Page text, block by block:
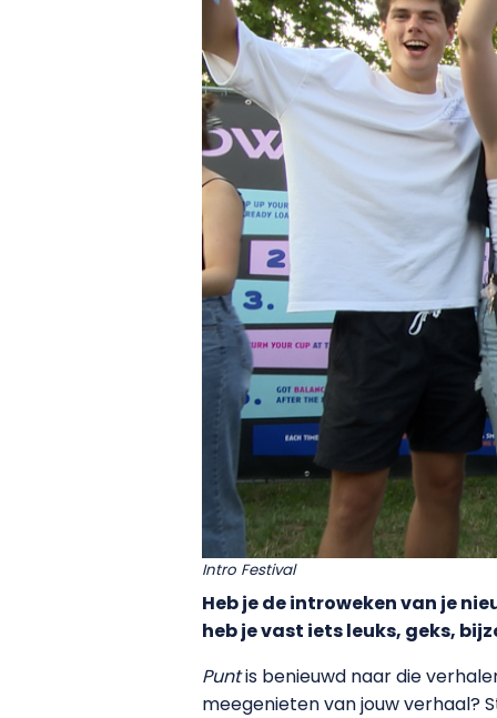
Intro Festival
Heb je de introweken van je
heb je vast iets leuks, geks,
Puntis benieuwd naar die
meegenieten van jouw verhaal?